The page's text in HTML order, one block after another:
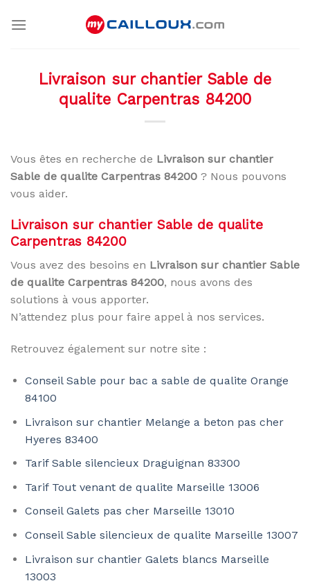
Livraison sur chantier Sable de
qualite Carpentras 84200
Vous êtes en recherche de Livraison sur chantier
Sable de qualite Carpentras 84200 ? Nous pouvons
vous aider.
Livraison sur chantier Sable de qualite
Carpentras 84200
Vous avez des besoins en Livraison sur chantier Sable
de qualite Carpentras 84200, nous avons des
solutions à vous apporter.
N’attendez plus pour faire appel à nos services.
Retrouvez également sur notre site :
Conseil Sable pour bac a sable de qualite Orange
84100
Livraison sur chantier Melange a beton pas cher
Hyeres 83400
Tarif Sable silencieux Draguignan 83300
Tarif Tout venant de qualite Marseille 13006
Conseil Galets pas cher Marseille 13010
Conseil Sable silencieux de qualite Marseille 13007
Livraison sur chantier Galets blancs Marseille
13003